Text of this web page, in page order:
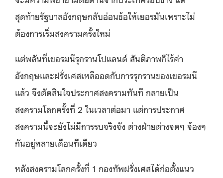
สุดท้ายรัฐบาลอังกฤษกลับอ่อนข้อให้เยอรมันเพราะไม่
ต้องการเริ่มสงครามครั้งใหม่
แต่พลันที่เยอรมนีรุกรานโปแลนด์ สันติภาพก็ไร้ค่า
อังกฤษและฝรั่งเศสเหลืออดกับการรุกรานของเยอรมนี
แล้ว จึงตัดสินใจประกาศสงครามทันที กลายเป็น
สงครามโลกครั้งที่ 2 ในเวลาต่อมา แต่การประกาศ
สงครามนี้จะยังไม่มีการรบจริงจัง ต่างฝ่ายต่างจดๆ จ้องๆ
กันอยู่หลายเดือนทีเดียว
หลังสงครามโลกครั้งที่ 1 กองทัพฝรั่งเศสได้ก่อตั้งแนว